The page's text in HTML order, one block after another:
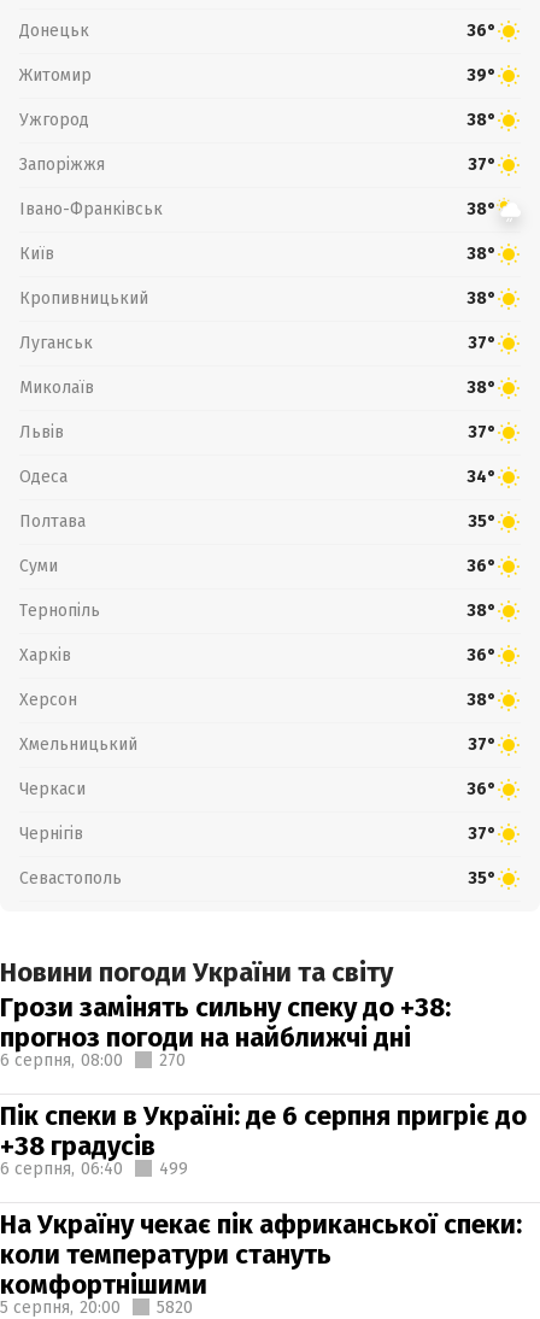
Донецьк 36°
Житомир 39°
Ужгород 38°
Запоріжжя 37°
Івано-Франківськ 38°
Київ 38°
Кропивницький 38°
Луганськ 37°
Миколаїв 38°
Львів 37°
Одеса 34°
Полтава 35°
Суми 36°
Тернопіль 38°
Харків 36°
Херсон 38°
Хмельницький 37°
Черкаси 36°
Чернігів 37°
Севастополь 35°
Новини погоди України та світу
Грози замінять сильну спеку до +38:
прогноз погоди на найближчі дні
6 серпня, 08:00 270
Пік спеки в Україні: де 6 серпня пригріє до
+38 градусів
6 серпня, 06:40 499
На Україну чекає пік африканської спеки:
коли температури стануть
комфортнішими
5 серпня, 20:00 5820